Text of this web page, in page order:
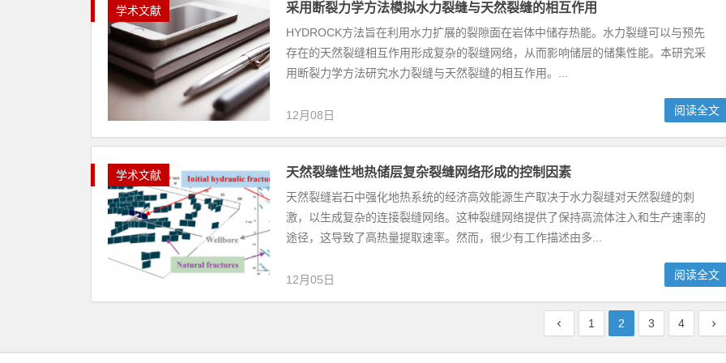
学术文献 采用断裂力学方法模拟水力裂缝与天然裂缝的相互作用
HYDROCK方法旨在利用水力扩展的裂隙面在岩体中储存热能。水力裂缝可以与预先
存在的天然裂缝相互作用形成复杂的裂缝网络，从而影响储层的储集性能。本研究采
用断裂力学方法研究水力裂缝与天然裂缝的相互作用。...
12月08日 阅读全文
学术文献 天然裂缝性地热储层复杂裂缝网络形成的控制因素
天然裂缝岩石中强化地热系统的经济高效能源生产取决于水力裂缝对天然裂缝的刺
激，以生成复杂的连接裂缝网络。这种裂缝网络提供了保持高流体注入和生产速率的
途径，这导致了高热量提取速率。然而，很少有工作描述由多...
12月05日 阅读全文
1 2 3 4